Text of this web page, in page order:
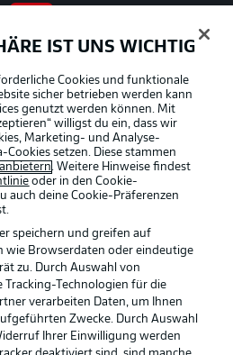
APP
IST UNS WICHTIG
Cookies und funktionale
sicher betrieben werden kann
genutzt werden können. Mit
willigst du ein, dass wir
Marketing- und Analyse-
Cookies setzen. Diese stammen
. Weitere Hinweise findest
oder in den Cookie-
auch deine Cookie-Präferenzen
speichern und greifen auf
wie Browserdaten oder eindeutige
zu. Durch Auswahl von
Tracking-Technologien für die
verarbeiten Daten, um Ihnen
Zwecke. Durch Auswahl
Ihrer Einwilligung werden